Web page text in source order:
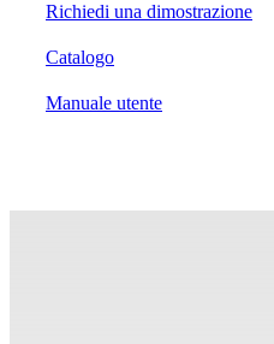
Richiedi una dimostrazione
Catalogo
Manuale utente